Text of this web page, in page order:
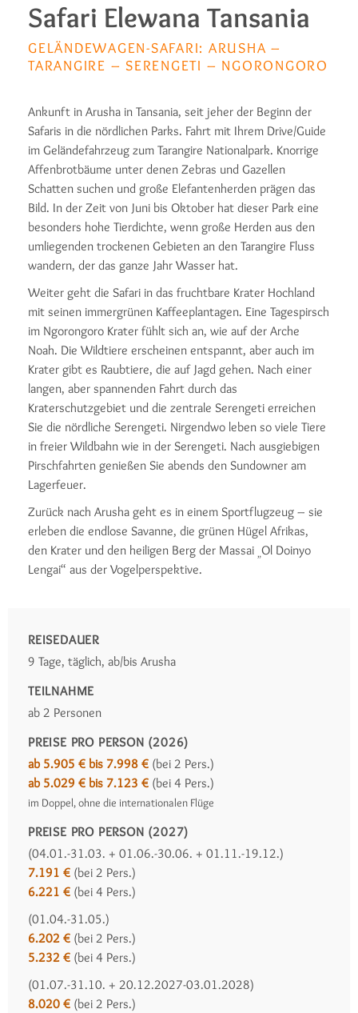
Safari Elewana Tansania
GELÄNDEWAGEN-SAFARI: ARUSHA –
TARANGIRE – SERENGETI – NGORONGORO
Ankunft in Arusha in Tansania, seit jeher der Beginn der
Safaris in die nördlichen Parks. Fahrt mit Ihrem Drive/Guide
im Geländefahrzeug zum Tarangire Nationalpark. Knorrige
Affenbrotbäume unter denen Zebras und Gazellen
Schatten suchen und große Elefantenherden prägen das
Bild. In der Zeit von Juni bis Oktober hat dieser Park eine
besonders hohe Tierdichte, wenn große Herden aus den
umliegenden trockenen Gebieten an den Tarangire Fluss
wandern, der das ganze Jahr Wasser hat.
Weiter geht die Safari in das fruchtbare Krater Hochland
mit seinen immergrünen Kaffeeplantagen. Eine Tagespirsch
im Ngorongoro Krater fühlt sich an, wie auf der Arche
Noah. Die Wildtiere erscheinen entspannt, aber auch im
Krater gibt es Raubtiere, die auf Jagd gehen. Nach einer
langen, aber spannenden Fahrt durch das
Kraterschutzgebiet und die zentrale Serengeti erreichen
Sie die nördliche Serengeti. Nirgendwo leben so viele Tiere
in freier Wildbahn wie in der Serengeti. Nach ausgiebigen
Pirschfahrten genießen Sie abends den Sundowner am
Lagerfeuer.
Zurück nach Arusha geht es in einem Sportflugzeug – sie
erleben die endlose Savanne, die grünen Hügel Afrikas,
den Krater und den heiligen Berg der Massai „Ol Doinyo
Lengai“ aus der Vogelperspektive.
REISEDAUER
9 Tage, täglich, ab/bis Arusha
TEILNAHME
ab 2 Personen
PREISE PRO PERSON (2026)
ab 5.905 € bis 7.998 € (bei 2 Pers.)
ab 5.029 € bis 7.123 € (bei 4 Pers.)
im Doppel, ohne die internationalen Flüge
PREISE PRO PERSON (2027)
(04.01.-31.03. + 01.06.-30.06. + 01.11.-19.12.)
7.191 € (bei 2 Pers.)
6.221 € (bei 4 Pers.)
(01.04.-31.05.)
6.202 € (bei 2 Pers.)
5.232 € (bei 4 Pers.)
(01.07.-31.10. + 20.12.2027-03.01.2028)
8.020 € (bei 2 Pers.)